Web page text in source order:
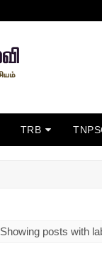
TRB
Showing posts with